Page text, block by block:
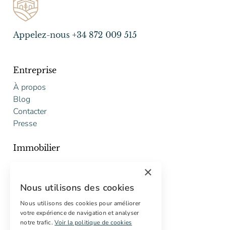
Appelez-nous +34 872 009 515
Entreprise
À propos
Blog
Contacter
Presse
Immobilier
Proposition gratuite de restauration
Services
×
Nous utilisons des cookies
Nous utilisons des cookies pour améliorer
votre expérience de navigation et analyser
notre trafic. Voir la politique de cookies